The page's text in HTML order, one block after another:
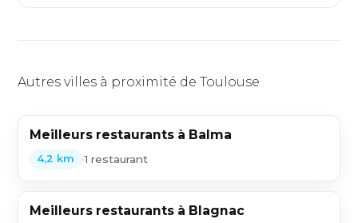
Autres villes à proximité de Toulouse
Meilleurs restaurants à Balma
4,2 km •1 restaurant
Meilleurs restaurants à Blagnac